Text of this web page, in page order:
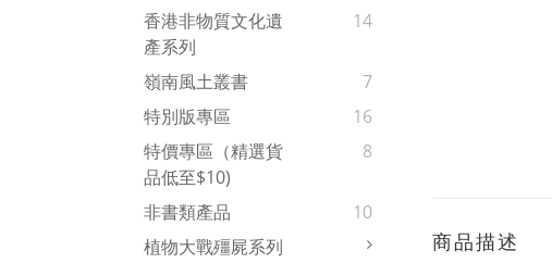
香港非物質文化遺
產系列
14
嶺南風土叢書
7
特別版專區
16
特價專區（精選貨
品低至$10)
8
非書類產品
10
植物大戰殭屍系列
商品描述